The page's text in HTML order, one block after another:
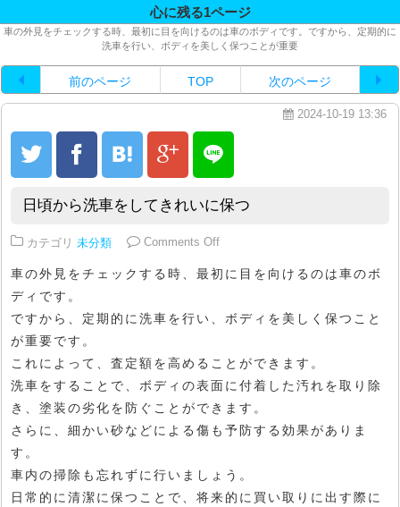
心に残る1ページ
車の外見をチェックする時、最初に目を向けるのは車のボディです。ですから、定期的に
洗車を行い、ボディを美しく保つことが重要
前のページ TOP 次のページ
2024-10-19 13:36
日頃から洗車をしてきれいに保つ
カテゴリ 未分類 Comments Offon 日頃から洗車をしてきれいに保
車の外見をチェックする時、最初に目を向けるのは車のボ
ディです。
ですから、定期的に洗車を行い、ボディを美しく保つこと
が重要です。
これによって、査定額を高めることができます。
洗車をすることで、ボディの表面に付着した汚れを取り除
き、塗装の劣化を防ぐことができます。
さらに、細かい砂などによる傷も予防する効果がありま
す。
車内の掃除も忘れずに行いましょう。
日常的に清潔に保つことで、将来的に買い取りに出す際に